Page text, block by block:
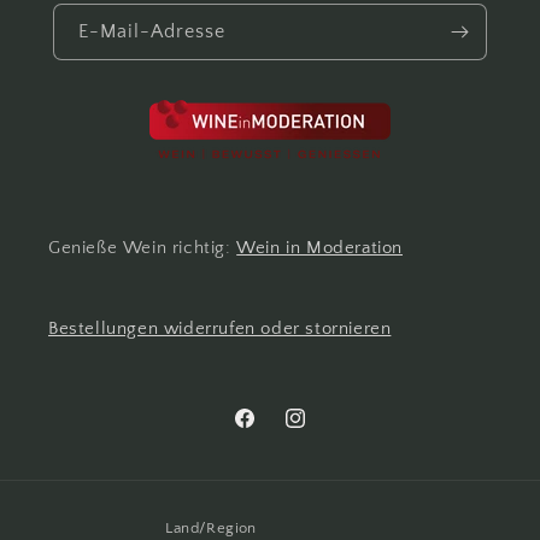
E-Mail-Adresse
Genieße Wein richtig:Wein in Moderation
Bestellungen widerrufen oder stornieren
FacebookInstagram
Land/Region